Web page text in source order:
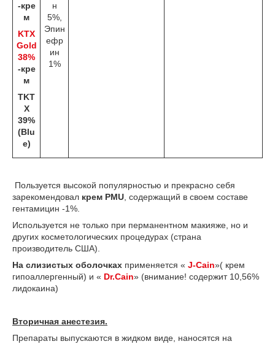
-кре
м
KTX
Gold
38%
-кре
м
TKT
X
39%
(Blu
e)
н
5%,
Эпин
ефр
ин
1%
Пользуется высокой популярностью и прекрасно себя
зарекомендовал крем PMU, содержащий в своем составе
гентамицин -1%.
Используется не только при перманентном макияже, но и
других косметологических процедурах (страна
производитель США).
На слизистых оболочках применяется « J-Cain»( крем
гипоаллергенный) и « Dr.Cain» (внимание! содержит 10,56%
лидокаина)
Вторичная анестезия.
Препараты выпускаются в жидком виде, наносятся на